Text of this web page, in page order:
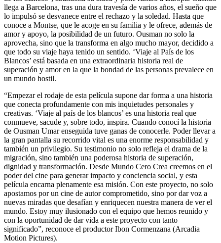
llega a Barcelona, tras una dura travesía de varios años, el sueño que
lo impulsó se desvanece entre el rechazo y la soledad. Hasta que
conoce a Montse, que le acoge en su familia y le ofrece, además de
amor y apoyo, la posibilidad de un futuro. Ousman no solo la
aprovecha, sino que la transforma en algo mucho mayor, decidido a
que todo su viaje haya tenido un sentido. ‘Viaje al País de los
Blancos’ está basada en una extraordinaria historia real de
superación y amor en la que la bondad de las personas prevalece en
un mundo hostil.
“Empezar el rodaje de esta película supone dar forma a una historia
que conecta profundamente con mis inquietudes personales y
creativas. ‘Viaje al país de los blancos’ es una historia real que
conmueve, sacude y, sobre todo, inspira. Cuando conocí la historia
de Ousman Umar enseguida tuve ganas de conocerle. Poder llevar a
la gran pantalla su recorrido vital es una enorme responsabilidad y
también un privilegio. Su testimonio no solo refleja el drama de la
migración, sino también una poderosa historia de superación,
dignidad y transformación. Desde Mundo Cero Crea creemos en el
poder del cine para generar impacto y conciencia social, y esta
película encarna plenamente esa misión. Con este proyecto, no solo
apostamos por un cine de autor comprometido, sino por dar voz a
nuevas miradas que desafían y enriquecen nuestra manera de ver el
mundo. Estoy muy ilusionado con el equipo que hemos reunido y
con la oportunidad de dar vida a este proyecto con tanto
significado”, reconoce el productor Ibon Cormenzana (Arcadia
Motion Pictures).